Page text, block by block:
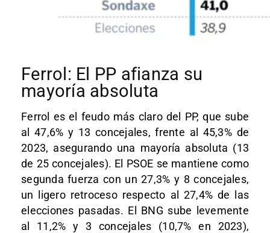
Ferrol: El PP afianza su
mayoría absoluta
Ferrol es el feudo más claro del PP, que sube
al 47,6% y 13 concejales, frente al 45,3% de
2023, asegurando una mayoría absoluta (13
de 25 concejales). El PSOE se mantiene como
segunda fuerza con un 27,3% y 8 concejales,
un ligero retroceso respecto al 27,4% de las
elecciones pasadas. El BNG sube levemente
al 11,2% y 3 concejales (10,7% en 2023),